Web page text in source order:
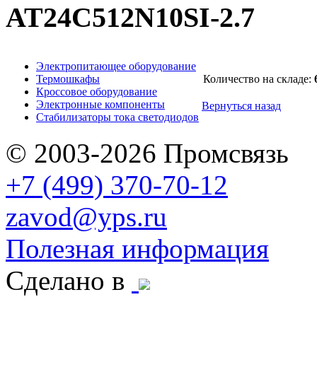
AT24C512N10SI-2.7
Электропитающее оборудование
Термошкафы
Кроссовое оборудование
Электронные компоненты
Стабилизаторы тока светодиодов
Количество на складе:
Вернуться назад
© 2003-2026 Промсвязь
+7 (499) 370-70-12
zavod@yps.ru
Полезная информация
Сделано в